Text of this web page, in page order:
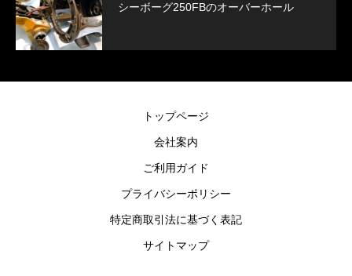
シーボーグ250FBのオーバーホール
トップページ
会社案内
ご利用ガイド
プライバシーポリシー
特定商取引法に基づく表記
サイトマップ